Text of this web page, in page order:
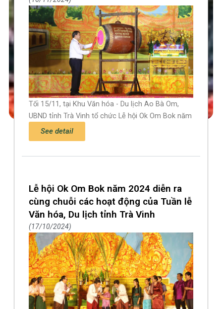
Tối 15/11, tại Khu Văn hóa - Du lịch Ao Bà Om,
UBND tỉnh Trà Vinh tổ chức Lễ hội Ok Om Bok năm
See detail
Lễ hội Ok Om Bok năm 2024 diễn ra
cùng chuỗi các hoạt động của Tuần lễ
Văn hóa, Du lịch tỉnh Trà Vinh
17/10/2024